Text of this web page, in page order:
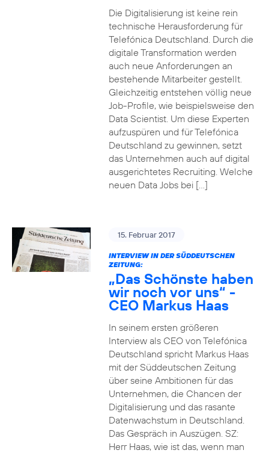
Die Digitalisierung ist keine rein
technische Herausforderung für
Telefónica Deutschland. Durch die
digitale Transformation werden
auch neue Anforderungen an
bestehende Mitarbeiter gestellt.
Gleichzeitig entstehen völlig neue
Job-Profile, wie beispielsweise den
Data Scientist. Um diese Experten
aufzuspüren und für Telefónica
Deutschland zu gewinnen, setzt
das Unternehmen auch auf digital
ausgerichtetes Recruiting. Welche
neuen Data Jobs bei […]
15. Februar 2017
INTERVIEW IN DER SÜDDEUTSCHEN
ZEITUNG:
„Das Schönste haben
wir noch vor uns“ -
CEO Markus Haas
In seinem ersten größeren
Interview als CEO von Telefónica
Deutschland spricht Markus Haas
mit der Süddeutschen Zeitung
über seine Ambitionen für das
Unternehmen, die Chancen der
Digitalisierung und das rasante
Datenwachstum in Deutschland.
Das Gespräch in Auszügen. SZ:
Herr Haas, wie ist das, wenn man